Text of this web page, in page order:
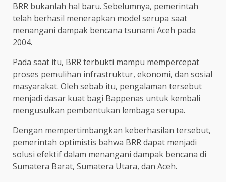
BRR bukanlah hal baru. Sebelumnya, pemerintah
telah berhasil menerapkan model serupa saat
menangani dampak bencana tsunami Aceh pada
2004.
Pada saat itu, BRR terbukti mampu mempercepat
proses pemulihan infrastruktur, ekonomi, dan sosial
masyarakat. Oleh sebab itu, pengalaman tersebut
menjadi dasar kuat bagi Bappenas untuk kembali
mengusulkan pembentukan lembaga serupa.
Dengan mempertimbangkan keberhasilan tersebut,
pemerintah optimistis bahwa BRR dapat menjadi
solusi efektif dalam menangani dampak bencana di
Sumatera Barat, Sumatera Utara, dan Aceh.